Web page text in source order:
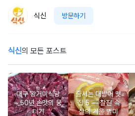
식신 방문하기
식신의 모든 포스트
대구 왕거미식당
– 50년 손맛의 뭉
티기
줄서는 대방어 맛
집 5 ― 찰진 속
살의 겨울 별미